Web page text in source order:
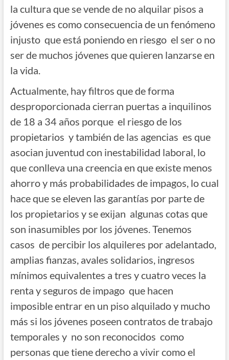
la cultura que se vende de no alquilar pisos a
jóvenes es como consecuencia de un fenómeno
injusto que está poniendo en riesgo el ser o no
ser de muchos jóvenes que quieren lanzarse en
la vida.
Actualmente, hay filtros que de forma
desproporcionada cierran puertas a inquilinos
de 18 a 34 años porque el riesgo de los
propietarios y también de las agencias es que
asocian juventud con inestabilidad laboral, lo
que conlleva una creencia en que existe menos
ahorro y más probabilidades de impagos, lo cual
hace que se eleven las garantías por parte de
los propietarios y se exijan algunas cotas que
son inasumibles por los jóvenes. Tenemos
casos de percibir los alquileres por adelantado,
amplias fianzas, avales solidarios, ingresos
mínimos equivalentes a tres y cuatro veces la
renta y seguros de impago que hacen
imposible entrar en un piso alquilado y mucho
más si los jóvenes poseen contratos de trabajo
temporales y no son reconocidos como
personas que tiene derecho a vivir como el